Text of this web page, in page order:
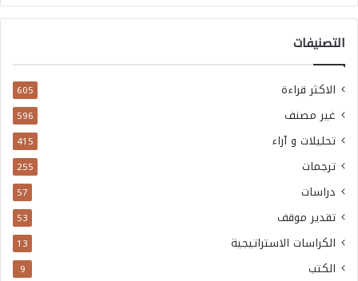
إ
ي
ر
ا
ن
التصنيفات
الاكثر قراءة 605
غير مصنف 596
تحليلات و آراء 415
ترجمات 255
دراسات 57
تقدير موقف 53
الكراسات الاستراتيجية 13
الكتب 9